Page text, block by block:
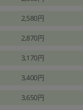
2,580円
2,870円
3,170円
3,400円
3,650円